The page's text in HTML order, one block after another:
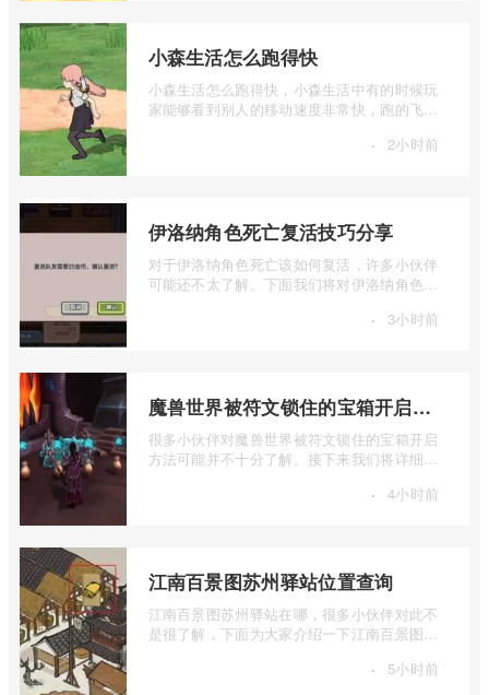
小森生活怎么跑得快
小森生活怎么跑得快，小森生活中有的时候玩
家能够看到别人的移动速度非常快，跑的飞
· 2小时前
伊洛纳角色死亡复活技巧分享
对于伊洛纳角色死亡该如何复活，许多小伙伴
可能还不太了解。下面我们将对伊洛纳角色死
· 3小时前
魔兽世界被符文锁住的宝箱开启方法
很多小伙伴对魔兽世界被符文锁住的宝箱开启
方法可能并不十分了解。接下来我们将详细介
· 4小时前
江南百景图苏州驿站位置查询
江南百景图苏州驿站在哪，很多小伙伴对此不
是很了解，下面为大家介绍一下江南百景图苏
· 5小时前